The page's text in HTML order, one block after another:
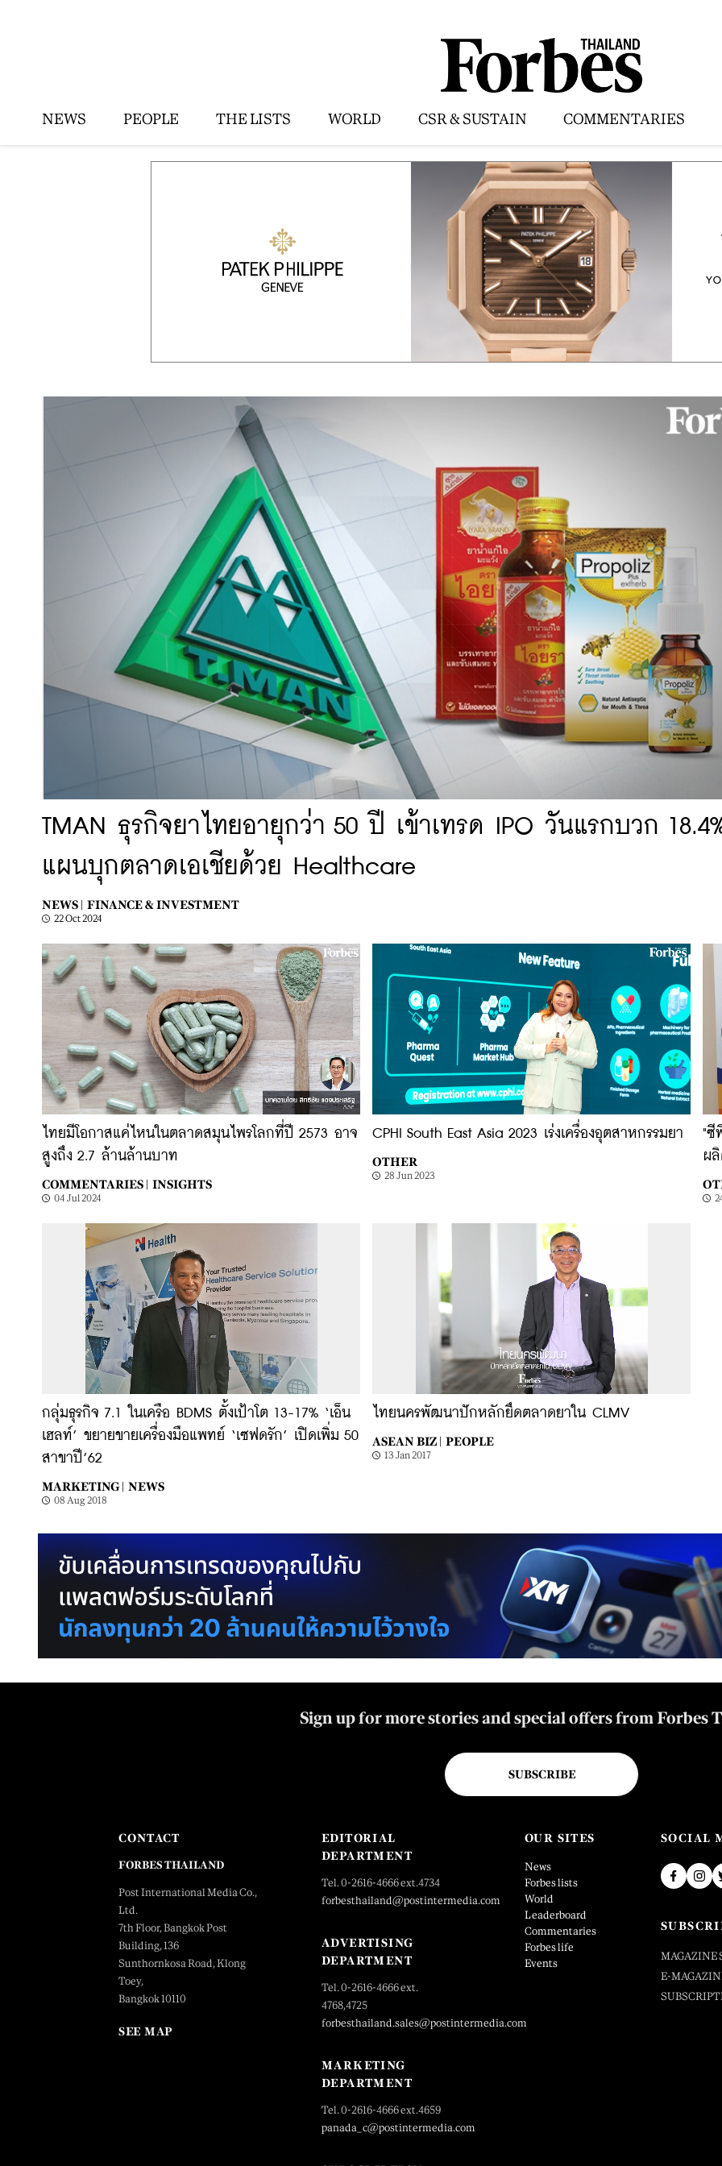
NEWS PEOPLE THE LISTS WORLD CSR & SUSTAIN COMMENTARIES
TMAN ธุรกิจยาไทยอายุกว่า 50 ปี เข้าเทรด IPO วันแรกบวก
แผนบุกตลาดเอเชียด้วย Healthcare
NEWS | FINANCE & INVESTMENT
22 Oct 2024
ไทยมีโอกาสแค่ไหนในตลาดสมุนไพรโลกที่ปี 2573 อาจ
สูงถึง 2.7 ล้านล้านบาท
COMMENTARIES | INSIGHTS
04 Jul 2024
CPHI South East Asia 2023 เร่งเครื่องอุตสาหกรรมยา
OTHER
28 Jun 2023
"ซี
ผ
กลุ่มธุรกิจ 7.1 ในเครือ BDMS ตั้งเป้าโต 13-17% ‘เอ็น
เฮลท์’ ขยายขายเครื่องมือแพทย์ ‘เซฟดรัก’ เปิดเพิ่ม 50
สาขาปี’62
MARKETING | NEWS
08 Aug 2018
ไทยนครพัฒนาปักหลักยึดตลาดยาใน CLMV
ASEAN BIZ | PEOPLE
13 Jan 2017
Sign up for more stories and special offers from Forbes
SUBSCRIBE
CONTACT
FORBES THAILAND
Post International Media Co.,
Ltd.
7th Floor, Bangkok Post
Building, 136
Sunthornkosa Road, Klong
Toey,
Bangkok 10110
SEE MAP
EDITORIAL
DEPARTMENT
Tel. 0-2616-4666 ext.4734
forbesthailand@postintermedia.com
ADVERTISING
DEPARTMENT
Tel. 0-2616-4666 ext.
4768,4725
forbesthailand.sales@postintermedia.com
MARKETING
DEPARTMENT
Tel. 0-2616-4666 ext.4659
panada_c@postintermedia.com
OUR SITES
News
Forbes lists
World
Leaderboard
Commentaries
Forbes life
Events
SOCIAL
MAGAZINE
E-